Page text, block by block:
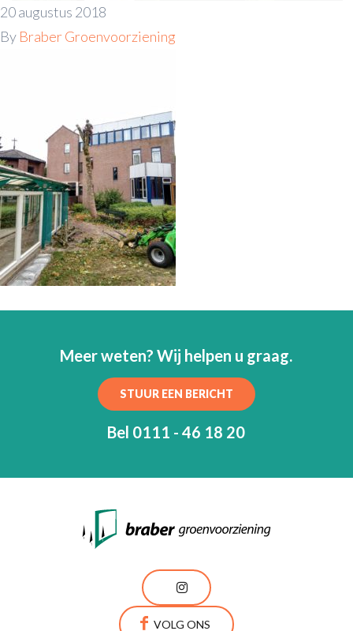
20 augustus 2018
By Braber Groenvoorziening
Meer weten? Wij helpen u graag.
STUUR EEN BERICHT
Bel 0111 - 46 18 20